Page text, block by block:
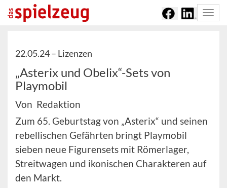
22.05.24 – Lizenzen
„Asterix und Obelix“-Sets von
Playmobil
Von Redaktion
Zum 65. Geburtstag von „Asterix“ und seinen
rebellischen Gefährten bringt Playmobil
sieben neue Figurensets mit Römerlager,
Streitwagen und ikonischen Charakteren auf
den Markt.